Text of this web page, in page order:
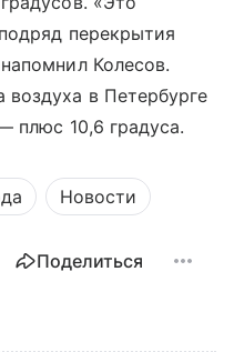
перекрытия
Колесов.
в Петербурге
плюс 10,6 градуса.
Новости
Поделиться